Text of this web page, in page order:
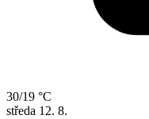
30/19 °C
středa 12. 8.